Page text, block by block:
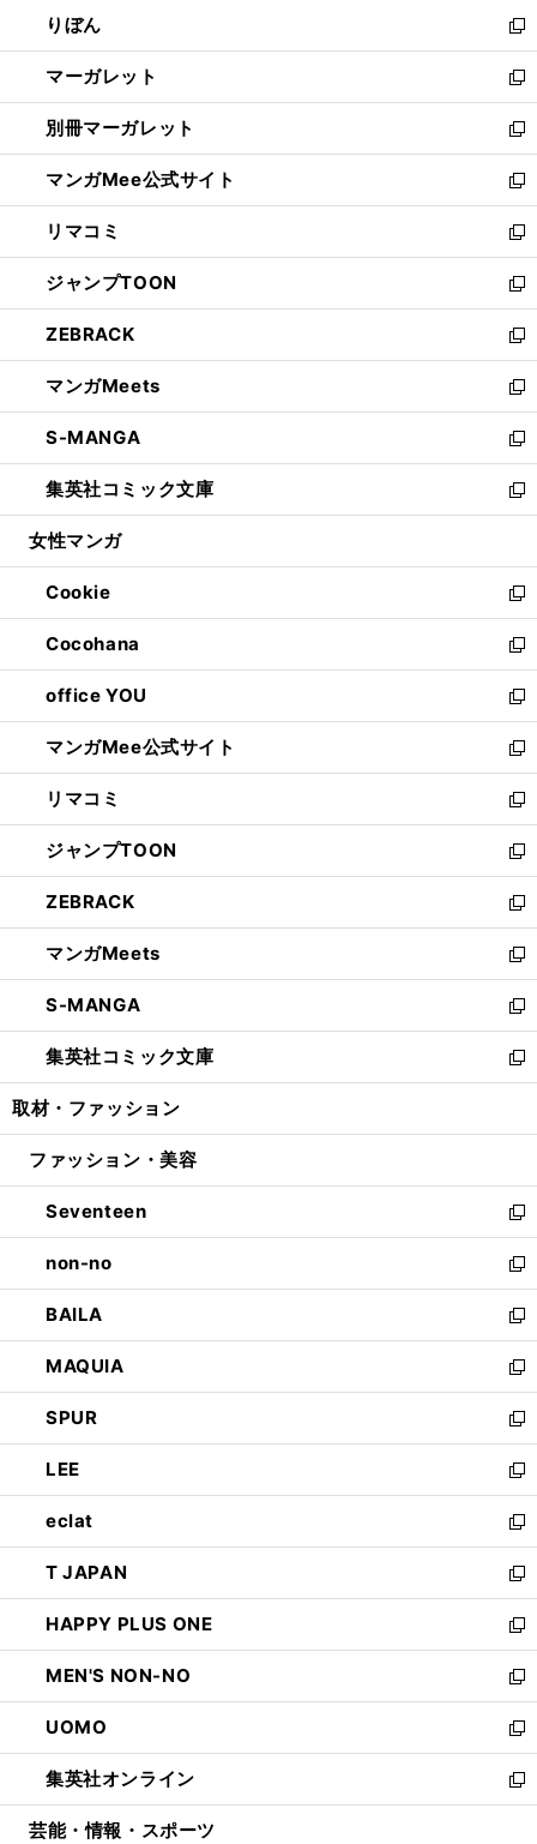
く
で
開
く
ド
ウ
で
開
く
ィ
ン
ド
ウ
で
開
く
りぼん
新
し
い
ウ
ィ
ン
ド
ウ
で
開
く
マーガレット
新
し
い
ウ
ィ
ン
ド
ウ
で
開
く
別冊マーガレット
新
し
い
ウ
ィ
ン
ド
ウ
で
開
く
マンガMee公式サイト
新
し
い
ウ
ィ
ン
ド
ウ
で
開
く
リマコミ
新
し
い
ウ
ィ
ン
ド
ウ
で
開
く
ジャンプTOON
新
し
い
ウ
ィ
ン
ド
ウ
で
開
ZEBRACK
新
し
い
ウ
ィ
ン
ド
ウ
開
く
マンガMeets
新
し
い
ウ
ィ
ン
ウ
で
開
く
S-MANGA
新
し
い
ウ
ン
ド
ウ
で
開
く
集英社コミック文庫
新
し
ウ
ィ
ン
ド
ウ
で
開
く
女性マンガ
Cookie
新
し
い
ウ
ィ
ン
ド
ウ
で
開
く
Cocohana
新
し
い
ウ
ィ
ン
ド
ウ
で
開
く
office YOU
新
し
い
ウ
ィ
ン
ド
ウ
で
開
く
マンガMee公式サイト
新
し
い
ウ
ィ
ン
ド
ウ
で
開
く
リマコミ
新
し
い
ウ
ィ
ン
ド
ウ
で
開
く
ジャンプTOON
新
し
い
ウ
ィ
ン
ド
ウ
で
開
ZEBRACK
新
し
い
ウ
ィ
ン
ド
ウ
開
マンガMeets
新
し
い
ウ
ィ
ン
ウ
開
く
S-MANGA
新
し
い
ウ
ン
ウ
で
開
く
集英社コミック文庫
新
し
ウ
ン
ド
ウ
で
開
く
取材・ファッション
ファッション・美容
Seventeen
新
し
い
ウ
ィ
ン
ド
ウ
で
開
く
non-no
新
し
い
ウ
ィ
ン
ド
ウ
で
開
く
BAILA
新
し
い
ウ
ィ
ン
ド
ウ
で
開
く
MAQUIA
新
し
い
ウ
ィ
ン
ド
ウ
で
開
く
SPUR
新
し
い
ウ
ィ
ン
ド
ウ
で
開
く
LEE
新
し
い
ウ
ィ
ン
ド
ウ
で
開
く
eclat
新
し
い
ウ
ィ
ン
ド
ウ
で
開
く
T JAPAN
新
し
い
ウ
ィ
ン
ド
ウ
で
開
HAPPY PLUS ONE
新
し
い
ウ
ィ
ン
ド
ウ
MEN'S NON-NO
新
し
い
ウ
ィ
ン
UOMO
新
し
い
ウ
集英社オンライン
新
し
芸能・情報・スポーツ